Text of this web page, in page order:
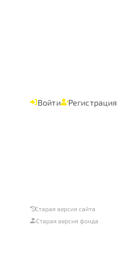
Войти Регистрация
Старая версия сайта
Старая версия фонда